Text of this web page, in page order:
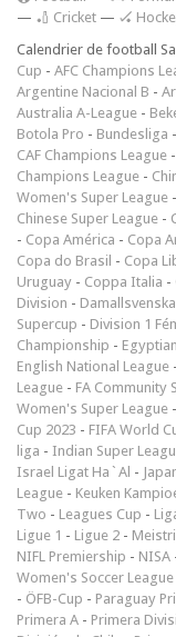
— 🏏 Cricket — 🏑
Calendrier de football
Cup - AFC Champions
Argentine Nacional B -
Australia A-League -
Botola Pro - Bundesliga -
CAF Champions League -
Champions League -
Women's Super League -
Chinese Super League -
- Copa América - Copa
Copa do Brasil - Copa
Uruguay - Coppa Italia -
Division -
Supercup - Division 1
Championship -
English National League -
League - FA Community
Women's Super League -
Cup 2023 - FIFA World
liga - Indian Super
Israel Ligat Ha`Al -
League - Keuken
Two - Leagues Cup -
Ligue 1 - Ligue 2 -
NIFL Premiership - NISA
Women's Soccer League
- ÖFB-Cup - Paraguay
Primera A - Primera